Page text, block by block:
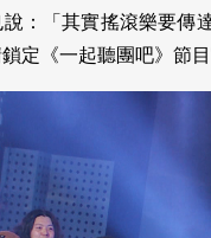
：「其實搖滾樂要傳
定《一起聽團吧》節